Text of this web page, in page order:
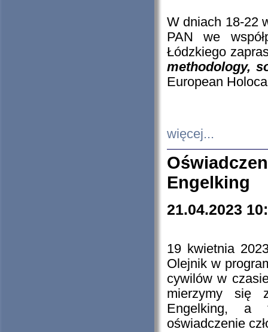
W dniach 18-22
PAN we
Łódzkiego
methodology,
European
więcej...
Engelking
21.04.2023
19 kwietnia
Olejnik w
cywilów w
mierzymy się
Engelking, a
oświadczenie